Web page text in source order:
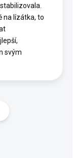
na lízátka, to
svým